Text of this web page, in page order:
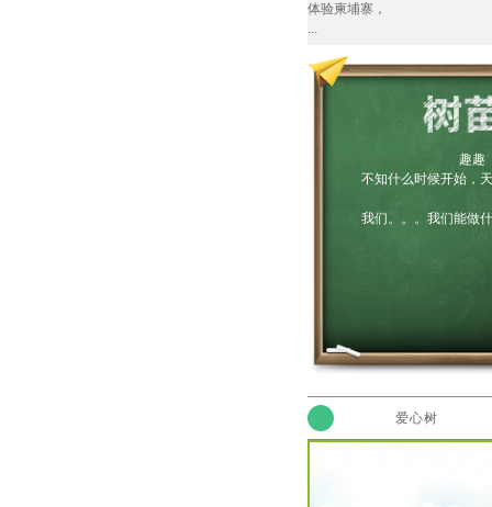
体验柬埔寨，
...
趣趣
不知什么时候开始，天
我们。。。我们能做什
爱心树